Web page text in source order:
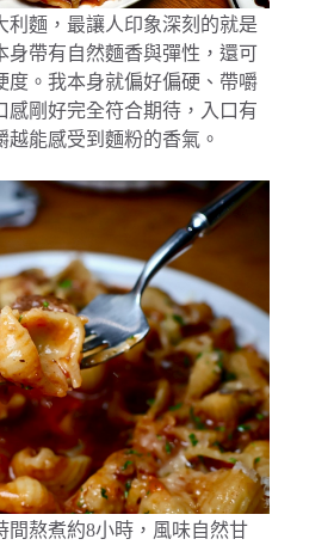
利麵，最讓人印象深刻的就是
身帶有自然麵香與彈性，還可
度。我本身就偏好偏硬、帶嚼
感剛好完全符合期待，入口有
能感受到麵粉的香氣。
間熬煮約8小時，風味自然甘